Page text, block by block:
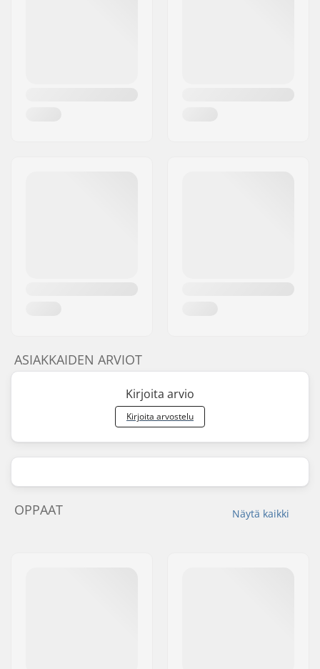
ASIAKKAIDEN ARVIOT
Kirjoita arvio
Kirjoita arvostelu
Näytä kaikki
OPPAAT